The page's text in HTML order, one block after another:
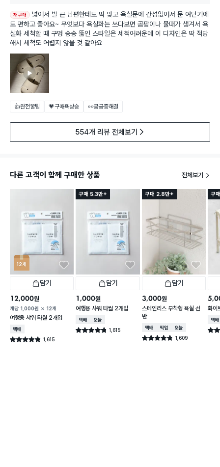
재구매
넓어서 발 큰 남편한테도 딱 맞고 욕실문에 간섭없어서 문 여닫기에
도 편하고 좋아요~ 무엇보다 욕실화는 쓰다보면 곰팡이나 물때가 생겨서 욕
실화 세척할 때 구멍 송송 뚫인 스타일은 세척어려운데 이 디자인은 딱 적당
해서 세척도 어렵지 않을 것 같아요
👍완전꿀팁 💗구매욕상승 👀궁금증해결
554개 리뷰 전체보기
다른 고객이 함께 구매한 상품 전체보기
12개
담기
12,000원
개당 1,000원 12개
여행용 샤워 타월 2개입
택배배송
별점 4.8점 1,615
건 작성
구매 5.3만+
담기
1,000원
여행용 샤워 타월 2개입
택배배송오늘배송
별점 4.8점 1,615
건 작성
구매 2.8만+
담기
3,000원
스테인리스 부착형 욕실 선
반
택배배송매장픽업오늘배송
별점 4.8점 1,609
건 작성
구
화이
택배
별점